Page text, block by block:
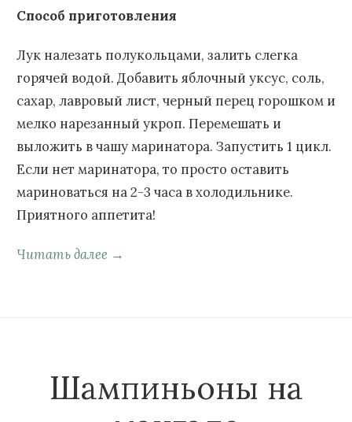
Способ приготовления
Лук налезать полукольцами, залить слегка
горячей водой. Добавить яблочный уксус, соль,
сахар, лавровый лист, черный перец горошком и
мелко нарезанный укроп. Перемешать и
выложить в чашу маринатора. Запустить 1 цикл.
Если нет маринатора, то просто оставить
мариноваться на 2-3 часа в холодильнике.
Приятного аппетита!
Читать далее →
Шампиньоны на